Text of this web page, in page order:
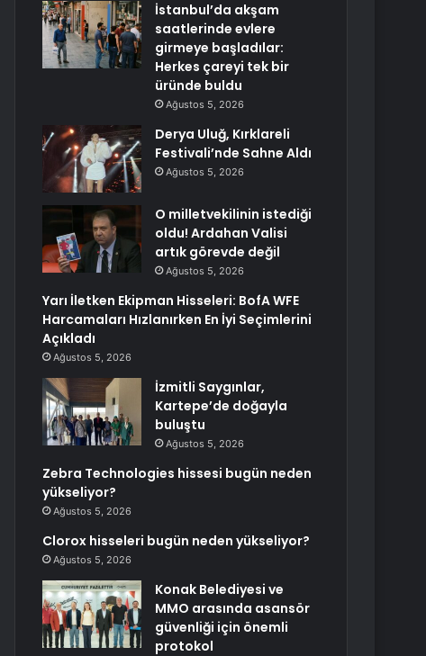
İstanbul’da akşam
saatlerinde evlere
girmeye başladılar:
Herkes çareyi tek bir
üründe buldu
Ağustos 5, 2026
Derya Uluğ, Kırklareli
Festivali’nde Sahne Aldı
Ağustos 5, 2026
O milletvekilinin istediği
oldu! Ardahan Valisi
artık görevde değil
Ağustos 5, 2026
Yarı İletken Ekipman Hisseleri: BofA WFE
Harcamaları Hızlanırken En İyi Seçimlerini
Açıkladı
Ağustos 5, 2026
İzmitli Saygınlar,
Kartepe’de doğayla
buluştu
Ağustos 5, 2026
Zebra Technologies hissesi bugün neden
yükseliyor?
Ağustos 5, 2026
Clorox hisseleri bugün neden yükseliyor?
Ağustos 5, 2026
Konak Belediyesi ve
MMO arasında asansör
güvenliği için önemli
protokol